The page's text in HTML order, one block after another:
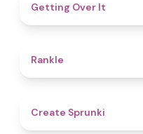
Getting Over It
Rankle
Create Sprunki​